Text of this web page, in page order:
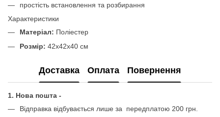
простість встановлення та розбирання
Характеристики
Матеріал: Поліестер
Розмір: 42x42x40 см
Доставка Оплата Повернення
1. Нова пошта -
Відправка відбувається лише за передплатою 200 грн.